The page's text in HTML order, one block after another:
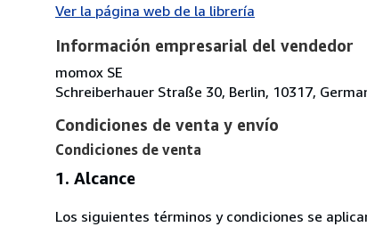
Ver la página web de la librería
Información empresarial del vendedor
momox SE
Schreiberhauer Straße 30, Berlin, 10317,
Condiciones de venta y envío
Condiciones de venta
1. Alcance
Los siguientes términos y condiciones se